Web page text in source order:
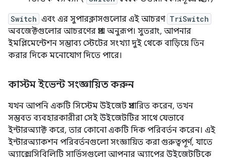
Switch এবং এর সুপারক্লাসগুলোর এই আচরণ TriSwitch
অবজেক্টগুলোর আচরণের প্রায় অনুরূপ। সুতরাং, আপনার
ইমপ্লিমেন্টেশন সম্ভাব্য স্টেটের সংখ্যা দুই থেকে বাড়িয়ে তিন
করার দিকে মনোযোগ দিতে পারে।
কাস্টম ইভেন্ট সংজ্ঞায়িত করুন
যখন আপনি একটি সিস্টেম উইজেট প্রসারিত করেন, তখন
সম্ভবত ব্যবহারকারীরা সেই উইজেটটির সাথে যেভাবে
ইন্টারঅ্যাক্ট করে, তার কোনো একটি দিক পরিবর্তন করেন। এই
ইন্টারঅ্যাকশন পরিবর্তনগুলো সংজ্ঞায়িত করা গুরুত্বপূর্ণ, যাতে
অ্যাক্সেসিবিলিটি সার্ভিসগুলো আপনার অ্যাপের উইজেটটিকে